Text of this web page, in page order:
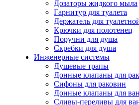
Дозаторы жидкого мыла
Гарнитур для туалета
Держатель для
Крючки для полотенец
Поручни для душа
Скребки для душа
Инженерные системы
Душевые трапы
Донные клапаны для
Сифоны для раковин
Донные клапаны для
Сливы-переливы для